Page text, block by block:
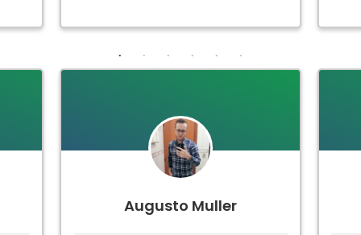
Augusto Muller